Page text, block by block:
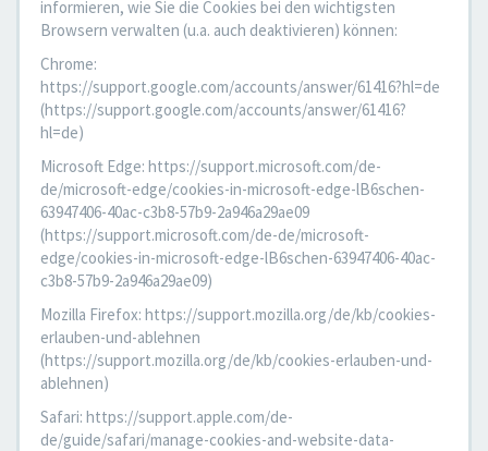
informieren, wie Sie die Cookies bei den wichtigsten
Browsern verwalten (u.a. auch deaktivieren) können:
Chrome:
https://support.google.com/accounts/answer/61416?hl=de
(https://support.google.com/accounts/answer/61416?
hl=de)
Microsoft Edge: https://support.microsoft.com/de-
de/microsoft-edge/cookies-in-microsoft-edge-lB6schen-
63947406-40ac-c3b8-57b9-2a946a29ae09
(https://support.microsoft.com/de-de/microsoft-
edge/cookies-in-microsoft-edge-lB6schen-63947406-40ac-
c3b8-57b9-2a946a29ae09)
Mozilla Firefox: https://support.mozilla.org/de/kb/cookies-
erlauben-und-ablehnen
(https://support.mozilla.org/de/kb/cookies-erlauben-und-
ablehnen)
Safari: https://support.apple.com/de-
de/guide/safari/manage-cookies-and-website-data-